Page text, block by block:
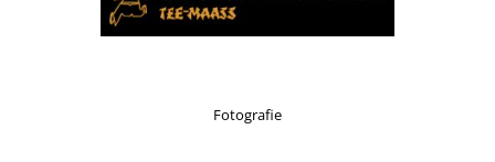
Fotografie